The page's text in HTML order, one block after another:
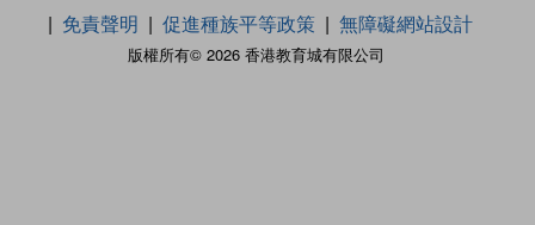
版權所有© 2026 香港教育城有限公司
免責聲明
促進種族平等政策 無障礙網站設計